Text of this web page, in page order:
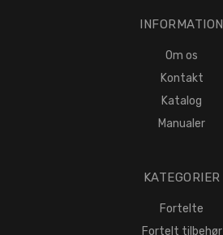
INFORMATION
Om os
Kontakt
Katalog
Manualer
KATEGORIER
Fortelte
Fortelt tilbehør